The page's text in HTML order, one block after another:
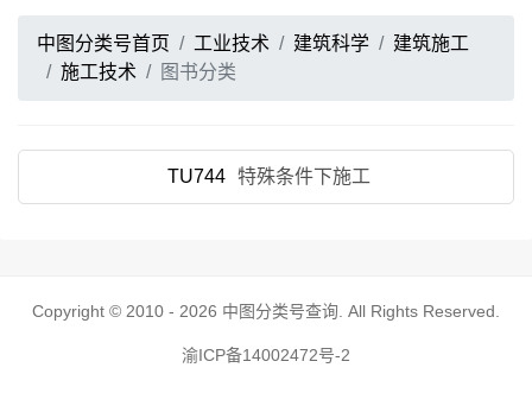
中图分类号首页 工业技术 建筑科学
建筑施工
施工技术
图书分类
TU744 特殊条件下施工
Copyright © 2010 - 2026 中图分类号查询 . All Rights Reserved.
渝ICP备14002472号-2